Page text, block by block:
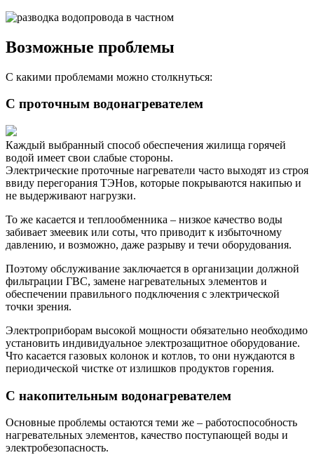
Возможные проблемы
С какими проблемами можно столкнуться:
С проточным водонагревателем
Каждый выбранный способ обеспечения жилища горячей
водой имеет свои слабые стороны.
Электрические проточные нагреватели часто выходят из строя
ввиду перегорания ТЭНов, которые покрываются накипью и
не выдерживают нагрузки.
То же касается и теплообменника – низкое качество воды
забивает змеевик или соты, что приводит к избыточному
давлению, и возможно, даже разрыву и течи оборудования.
Поэтому обслуживание заключается в организации должной
фильтрации ГВС, замене нагревательных элементов и
обеспечении правильного подключения с электрической
точки зрения.
Электроприборам высокой мощности обязательно необходимо
установить индивидуальное электрозащитное оборудование.
Что касается газовых колонок и котлов, то они нуждаются в
периодической чистке от излишков продуктов горения.
С накопительным водонагревателем
Основные проблемы остаются теми же – работоспособность
нагревательных элементов, качество поступающей воды и
электробезопасность.